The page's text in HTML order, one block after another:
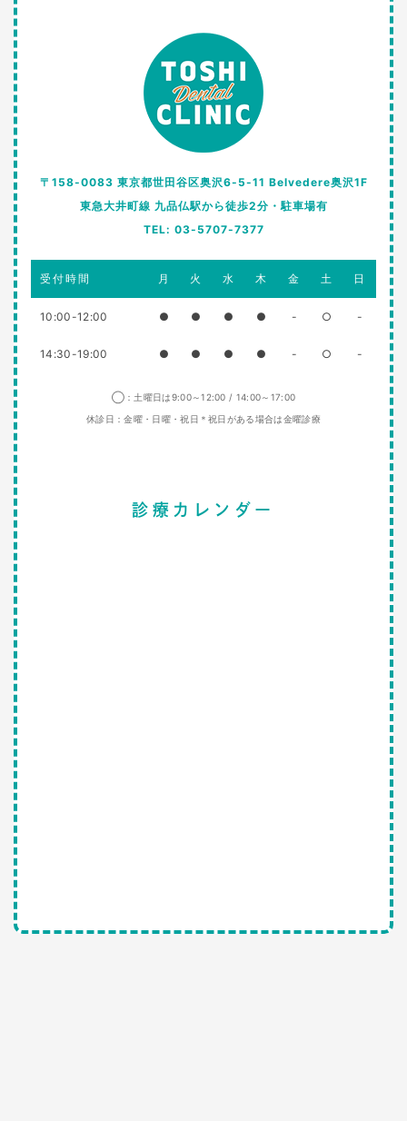
〒158-0083 東京都世田谷区奥沢6-5-11 Belvedere奥沢1F
東急大井町線 九品仏駅から徒歩2分・駐車場有
TEL: 03-5707-7377
受付時間 月 火 水 木 金 土 日
10:00-12:00 ● ● ● ● - ○ -
14:30-19:00 ● ● ● ● - ○ -
◯：土曜日は9:00～12:00 / 14:00～17:00
休診日：金曜・日曜・祝日＊祝日がある場合は金曜診療
診療カレンダー